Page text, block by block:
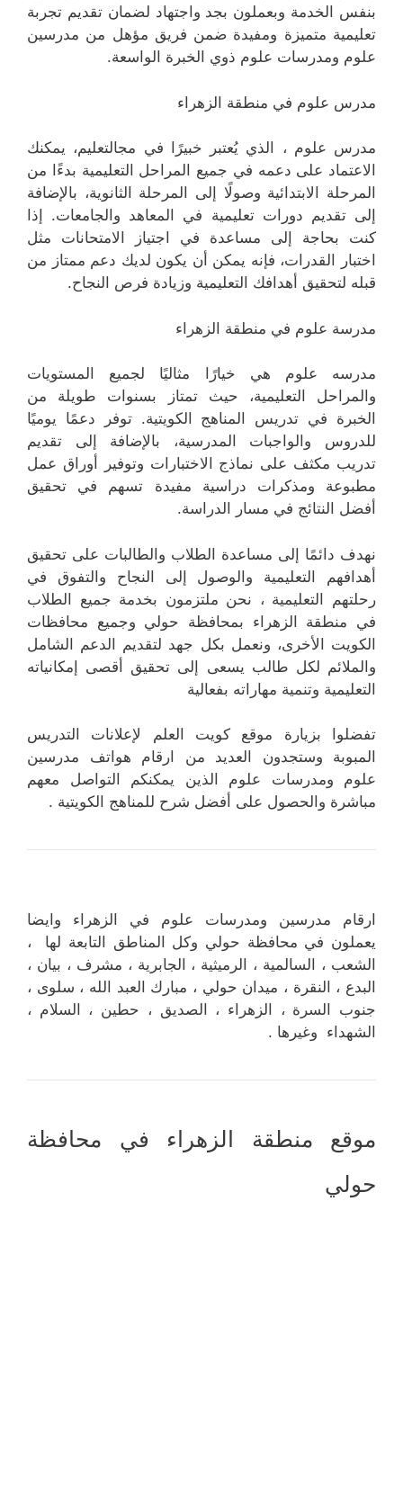
بنفس الخدمة وبعملون بجد واجتهاد لضمان تقديم تجربة
تعليمية متميزة ومفيدة ضمن فريق مؤهل من مدرسين
علوم ومدرسات علوم ذوي الخبرة الواسعة.
مدرس علوم في منطقة الزهراء
مدرس علوم ، الذي يُعتبر خبيرًا في مجالتعليم، يمكنك
الاعتماد على دعمه في جميع المراحل التعليمية بدءًا من
المرحلة الابتدائية وصولًا إلى المرحلة الثانوية، بالإضافة
إلى تقديم دورات تعليمية في المعاهد والجامعات. إذا
كنت بحاجة إلى مساعدة في اجتياز الامتحانات مثل
اختبار القدرات، فإنه يمكن أن يكون لديك دعم ممتاز من
قبله لتحقيق أهدافك التعليمية وزيادة فرص النجاح.
مدرسة علوم في منطقة الزهراء
مدرسه علوم هي خيارًا مثاليًا لجميع المستويات
والمراحل التعليمية، حيث تمتاز بسنوات طويلة من
الخبرة في تدريس المناهج الكويتية. توفر دعمًا يوميًا
للدروس والواجبات المدرسية، بالإضافة إلى تقديم
تدريب مكثف على نماذج الاختبارات وتوفير أوراق عمل
مطبوعة ومذكرات دراسية مفيدة تسهم في تحقيق
أفضل النتائج في مسار الدراسة.
نهدف دائمًا إلى مساعدة الطلاب والطالبات على تحقيق
أهدافهم التعليمية والوصول إلى النجاح والتفوق في
رحلتهم التعليمية ، نحن ملتزمون بخدمة جميع الطلاب
في منطقة الزهراء بمحافظة حولي وجميع محافظات
الكويت الأخرى، ونعمل بكل جهد لتقديم الدعم الشامل
والملائم لكل طالب يسعى إلى تحقيق أقصى إمكانياته
التعليمية وتنمية مهاراته بفعالية
تفضلوا بزيارة موقع كويت العلم لإعلانات التدريس
المبوبة وستجدون العديد من ارقام هواتف مدرسين
علوم ومدرسات علوم الذين يمكنكم التواصل معهم
مباشرة والحصول على أفضل شرح للمناهج الكويتية .
ارقام مدرسين ومدرسات علوم في الزهراء وايضا
يعملون في محافظة حولي وكل المناطق التابعة لها ،
الشعب ، السالمية ، الرميثية ، الجابرية ، مشرف ، بيان ،
البدع ، النقرة ، ميدان حولي ، مبارك العبد الله ، سلوى ،
جنوب السرة ، الزهراء ، الصديق ، حطين ، السلام ،
الشهداء وغيرها .
موقع منطقة الزهراء في محافظة
حولي